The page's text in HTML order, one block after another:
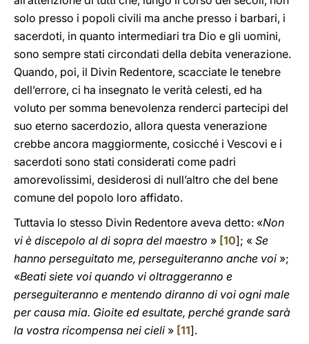
solo presso i popoli civili ma anche presso i barbari, i
sacerdoti, in quanto intermediari tra Dio e gli uomini,
sono sempre stati circondati della debita venerazione.
Quando, poi, il Divin Redentore, scacciate le tenebre
dell’errore, ci ha insegnato le verità celesti, ed ha
voluto per somma benevolenza renderci partecipi del
suo eterno sacerdozio, allora questa venerazione
crebbe ancora maggiormente, cosicché i Vescovi e i
sacerdoti sono stati considerati come padri
amorevolissimi, desiderosi di null’altro che del bene
comune del popolo loro affidato.
Tuttavia lo stesso Divin Redentore aveva detto: «Non
vi è discepolo al di sopra del maestro » [10]; « Se
hanno perseguitato me, perseguiteranno anche voi »;
«Beati siete voi quando vi oltraggeranno e
perseguiteranno e mentendo diranno di voi ogni male
per causa mia. Gioite ed esultate, perché grande sarà
la vostra ricompensa nei cieli » [11].